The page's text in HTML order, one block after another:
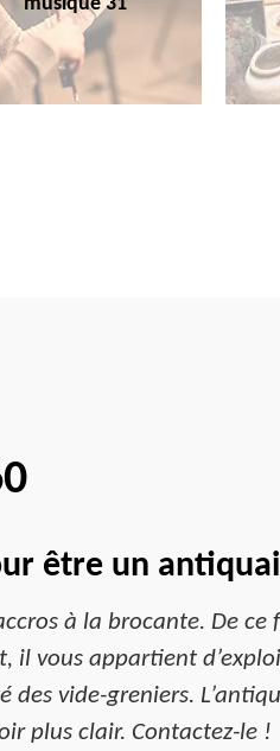
être un
à la brocante. De ce
il vous appartient
vide-greniers.
plus clair. Contactez-le !